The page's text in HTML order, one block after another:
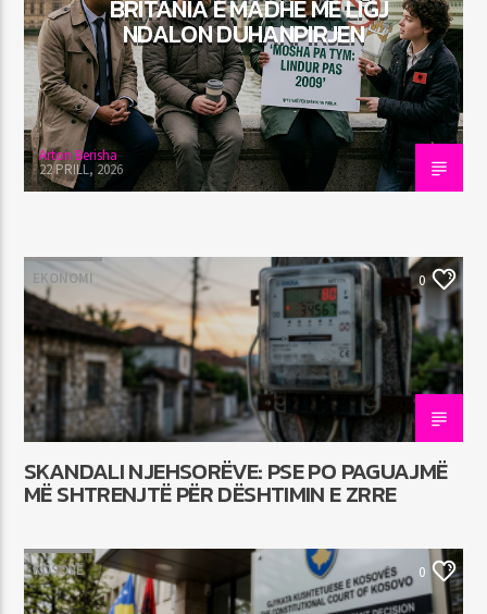
BRITANIA E MADHE ME LIGJ
NDALON DUHANPIRJEN
Arton Berisha
22 PRILL, 2026
EKONOMI 0
SKANDALI NJEHSORËVE: PSE PO PAGUAJMË
MË SHTRENJTË PËR DËSHTIMIN E ZRRE
KOSOVË 0